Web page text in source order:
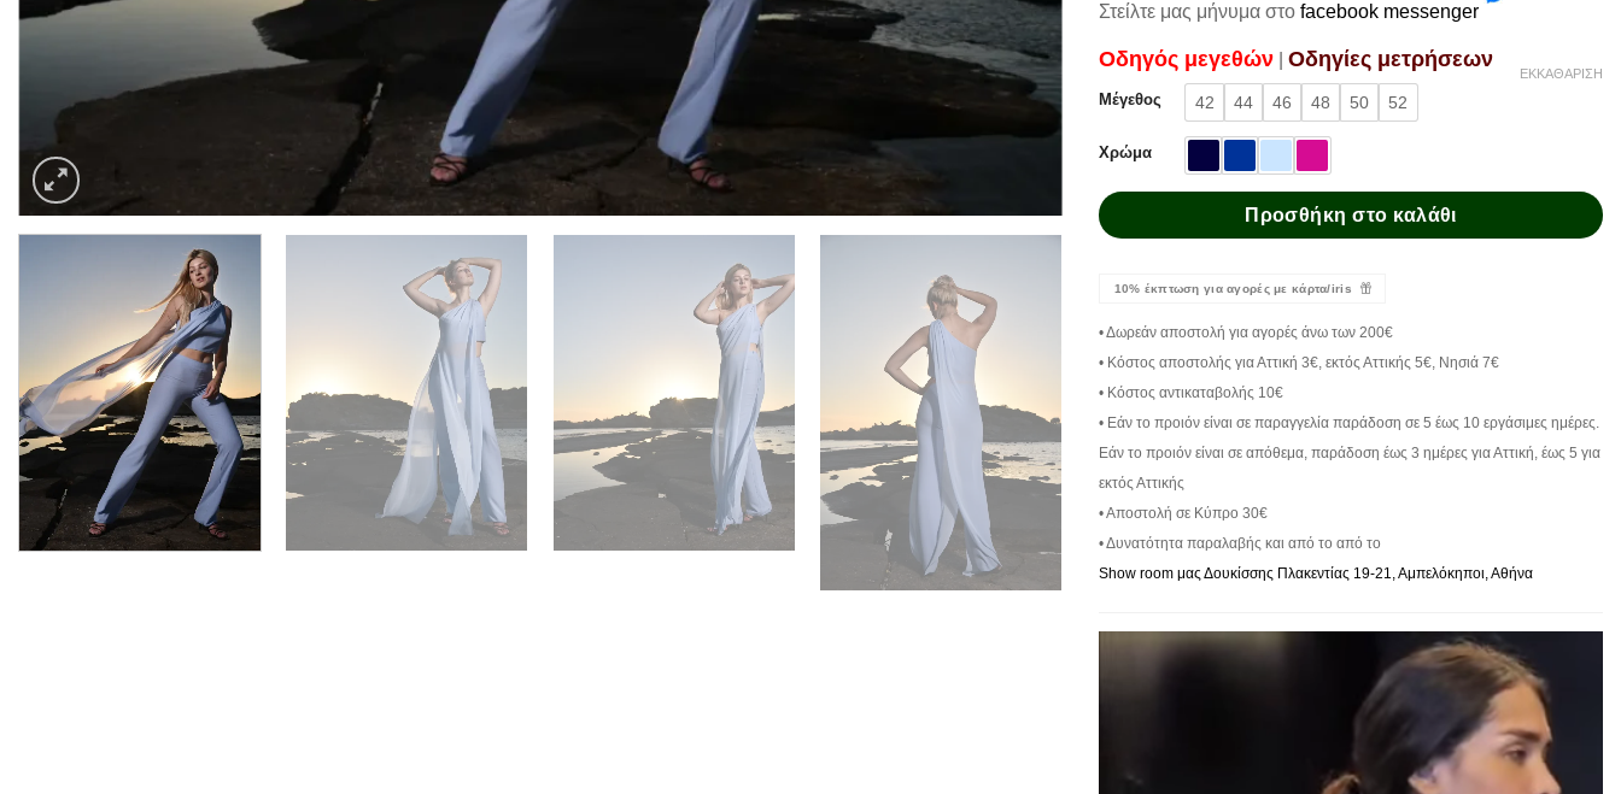
Στείλτε μας μήνυμα στο facebook messenger
Oδηγός μεγεθών Oδηγίες μετρήσεων
Μέγεθος 42 44 46 48 50 52
Χρώμα
ΕΚΚΑΘΆΡΙΣΗ
Προσθήκη στο καλάθι
10% έκπτωση για αγορές με κάρτα/iris
• Δωρεάν αποστολή για αγορές άνω των 200€
• Κόστος αποστολής για Αττική 3€, εκτός Αττικής 5€, Νησιά 7€
• Κόστος αντικαταβολής 10€
• Εάν το προιόν είναι σε παραγγελία παράδοση σε 5 έως 10 εργάσιμες ημέρες.
Εάν το προιόν είναι σε απόθεμα, παράδοση έως 3 ημέρες για Αττική, έως 5 για
εκτός Αττικής
• Αποστολή σε Κύπρο 30€
• Δυνατότητα παραλαβής και από το από το
Show room μας Δουκίσσης Πλακεντίας 19-21, Αμπελόκηποι, Αθήνα